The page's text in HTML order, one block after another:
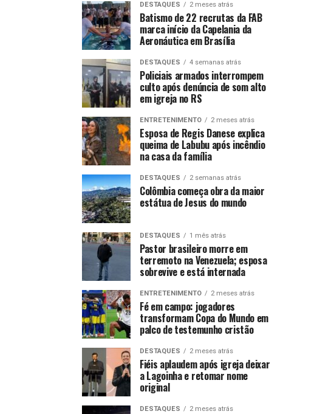
DESTAQUES 2 meses atrás
Batismo de 22 recrutas da FAB
marca início da Capelania da
Aeronáutica em Brasília
DESTAQUES 4 semanas atrás
Policiais armados interrompem
culto após denúncia de som alto
em igreja no RS
ENTRETENIMENTO 2 meses atrás
Esposa de Regis Danese explica
queima de Labubu após incêndio
na casa da família
DESTAQUES 2 semanas atrás
Colômbia começa obra da maior
estátua de Jesus do mundo
DESTAQUES 1 mês atrás
Pastor brasileiro morre em
terremoto na Venezuela; esposa
sobrevive e está internada
ENTRETENIMENTO 2 meses atrás
Fé em campo: jogadores
transformam Copa do Mundo em
palco de testemunho cristão
DESTAQUES 2 meses atrás
Fiéis aplaudem após igreja deixar
a Lagoinha e retomar nome
original
DESTAQUES 2 meses atrás